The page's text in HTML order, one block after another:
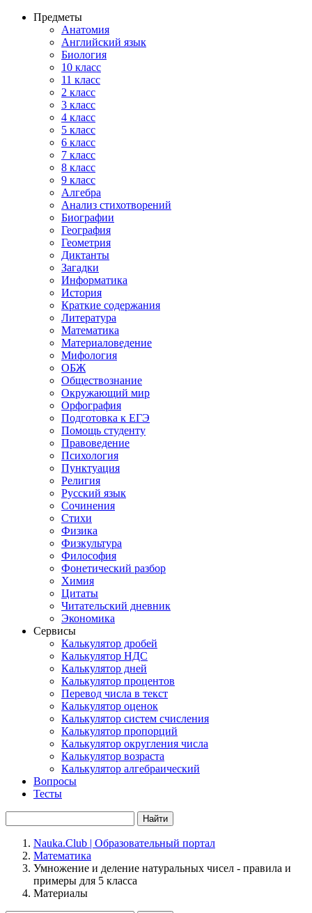
Предметы
Анатомия
Английский язык
Биология
10 класс
11 класс
2 класс
3 класс
4 класс
5 класс
6 класс
7 класс
8 класс
9 класс
Алгебра
Анализ стихотворений
Биографии
География
Геометрия
Диктанты
Загадки
Информатика
История
Краткие содержания
Литература
Математика
Материаловедение
Мифология
ОБЖ
Обществознание
Окружающий мир
Орфография
Подготовка к ЕГЭ
Помощь студенту
Правоведение
Психология
Пунктуация
Религия
Русский язык
Сочинения
Стихи
Физика
Физкультура
Философия
Фонетический разбор
Химия
Цитаты
Читательский дневник
Экономика
Сервисы
Калькулятор дробей
Калькулятор НДС
Калькулятор дней
Калькулятор процентов
Перевод числа в текст
Калькулятор оценок
Калькулятор систем счисления
Калькулятор пропорций
Калькулятор округления числа
Калькулятор возраста
Калькулятор алгебраический
Вопросы
Тесты
Найти
Nauka.Club | Образовательный портал
Математика
Умножение и деление натуральных чисел - правила и
примеры для 5 класса
Материалы